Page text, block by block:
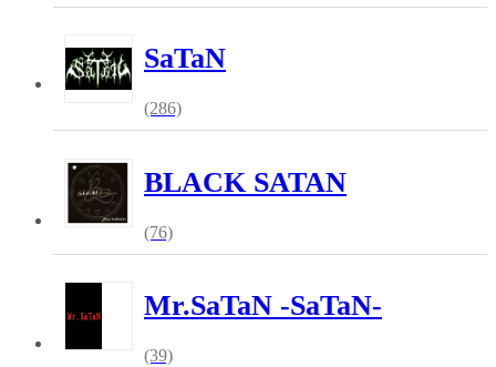
SaTaN
(286)
BLACK SATAN
(76)
Mr.SaTaN -SaTaN-
(39)